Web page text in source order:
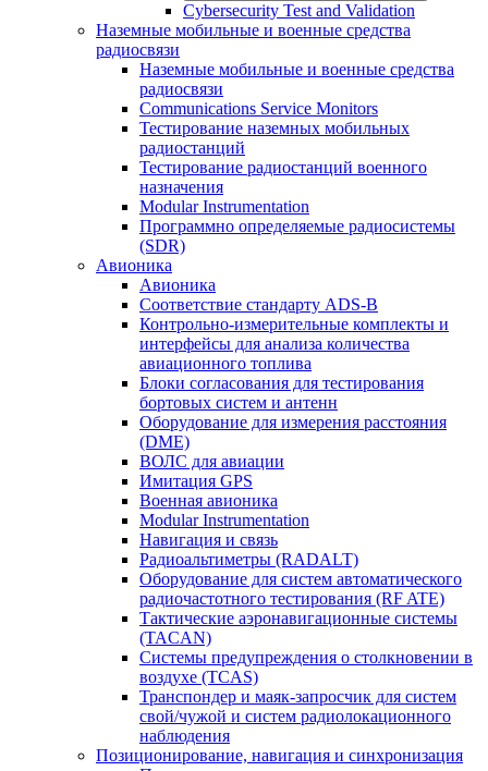
Cybersecurity Test and Validation
Наземные мобильные и военные средства
радиосвязи
Наземные мобильные и военные средства
радиосвязи
Communications Service Monitors
Тестирование наземных мобильных
радиостанций
Тестирование радиостанций военного
назначения
Modular Instrumentation
Программно определяемые радиосистемы
(SDR)
Авионика
Авионика
Соответствие стандарту ADS-B
Контрольно-измерительные комплекты и
интерфейсы для анализа количества
авиационного топлива
Блоки согласования для тестирования
бортовых систем и антенн
Оборудование для измерения расстояния
(DME)
ВОЛС для авиации
Имитация GPS
Военная авионика
Modular Instrumentation
Навигация и связь
Радиоальтиметры (RADALT)
Оборудование для систем автоматического
радиочастотного тестирования (RF ATE)
Тактические аэронавигационные системы
(TACAN)
Системы предупреждения о столкновении в
воздухе (TCAS)
Транспондер и маяк-запросчик для систем
свой/чужой и систем радиолокационного
наблюдения
Позиционирование, навигация и синхронизация